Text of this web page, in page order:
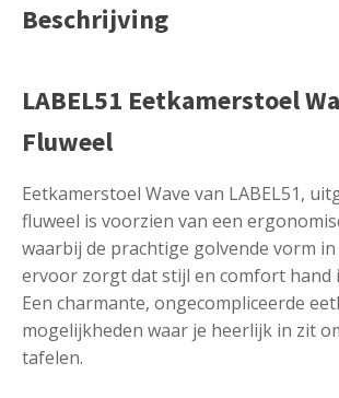
Beschrijving
LABEL51 Eetkamerstoel
Fluweel
Eetkamerstoel Wave van LABEL51,
fluweel is voorzien van een
waarbij de prachtige golvende vorm
ervoor zorgt dat stijl en comfort hand
Een charmante, ongecompliceerde
mogelijkheden waar je heerlijk in zit
tafelen.